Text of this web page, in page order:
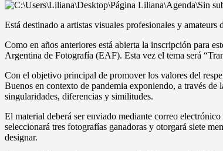
Está destinado a artistas visuales profesionales y
Como en años anteriores está abierta la inscripción para
Argentina de Fotografía (EAF). Esta vez el tema será
Con el objetivo principal de promover los valores del
Buenos en contexto de pandemia exponiendo, a través de
singularidades, diferencias y similitudes.
El material deberá ser enviado mediante correo
seleccionará tres fotografías ganadoras y otorgará siete
designar.